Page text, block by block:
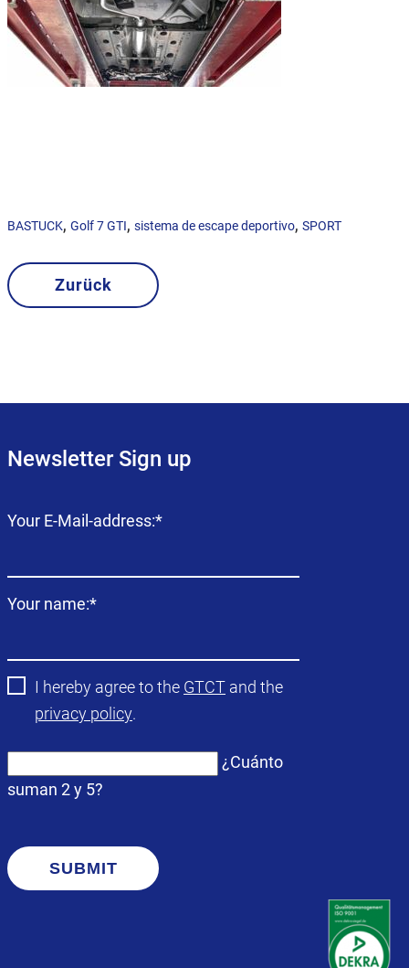
BASTUCK, Golf 7 GTI, sistema de escape deportivo, SPORT
Zurück
Newsletter Sign up
Campo
Your E-Mail-address:*
Campo
Your name:*
I hereby agree to the GTCT and the
privacy policy.
¿Cuánto
suman 2 y 5?
SUBMIT